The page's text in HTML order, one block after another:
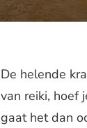
De helende
van reiki, hoef
gaat het dan